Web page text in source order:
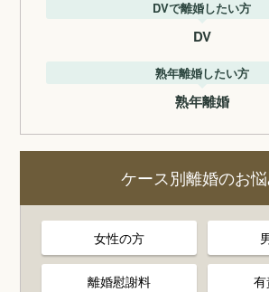
DVで離婚したい方
DV
熟年離婚したい方
熟年離婚
ケース別離婚のお
女性の方
離婚慰謝料